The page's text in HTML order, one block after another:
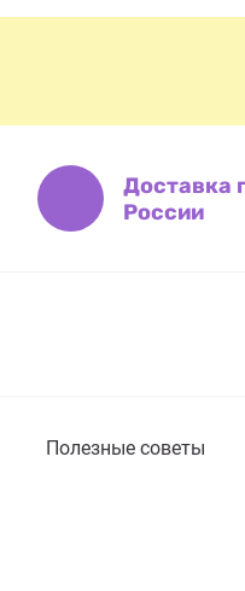
Доставка
России
Полезные советы